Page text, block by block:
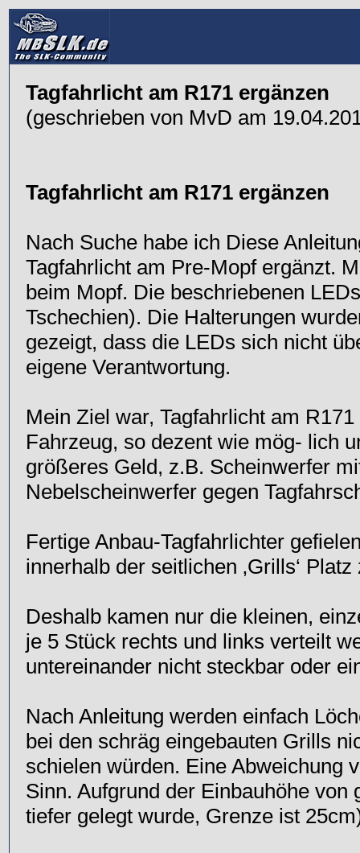
Tagfahrlicht am R171 ergänzen
(geschrieben von MvD am
Tagfahrlicht am R171 ergänzen
Nach Suche habe ich Diese
Tagfahrlicht am Pre-Mopf ergänzt.
beim Mopf. Die beschriebenen
Tschechien). Die Halterungen
gezeigt, dass die LEDs sich nicht
eigene Verantwortung.
Mein Ziel war, Tagfahrlicht am
Fahrzeug, so dezent wie mög- lich
größeres Geld, z.B. Scheinwerfer
Nebelscheinwerfer gegen
Fertige Anbau-Tagfahrlichter
innerhalb der seitlichen ‚Grills‘
Deshalb kamen nur die kleinen,
je 5 Stück rechts und links verteilt
untereinander nicht steckbar oder
Nach Anleitung werden einfach
bei den schräg eingebauten Grills
schielen würden. Eine Abweichung
Sinn. Aufgrund der Einbauhöhe von
tiefer gelegt wurde, Grenze ist